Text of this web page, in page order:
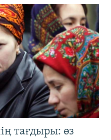
тағдыры: өз